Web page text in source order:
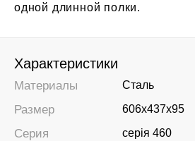
одной длинной полки.
Характеристики
Материалы Сталь
Размер 606х437х95
Серия серія 460